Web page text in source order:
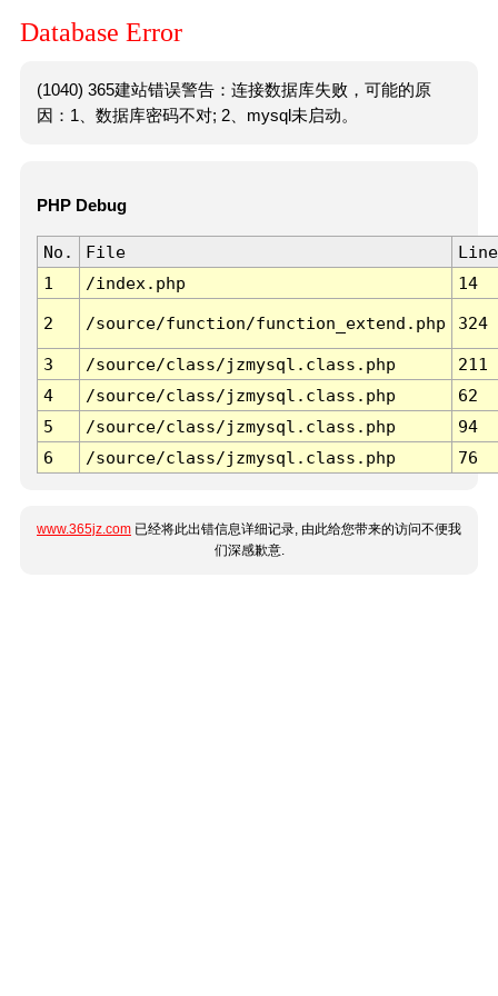
Database Error
(1040) 365建站错误警告：连接数据库失败，可能的原
因：1、数据库密码不对; 2、mysql未启动。
PHP Debug
No. File
Line
1
/index.php 14
2 /source/function/function_extend.php 324
3 /source/class/jzmysql.class.php
211
4
/source/class/jzmysql.class.php
62
5
/source/class/jzmysql.class.php
94
6
/source/class/jzmysql.class.php 76
www.365jz.com 已经将此出错信息详细记录, 由此给您带来的访问不便我
们深感歉意.